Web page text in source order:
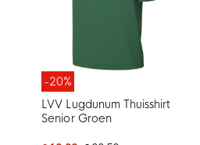
-20%
LVV Lugdunum Thuisshirt
Senior Groen